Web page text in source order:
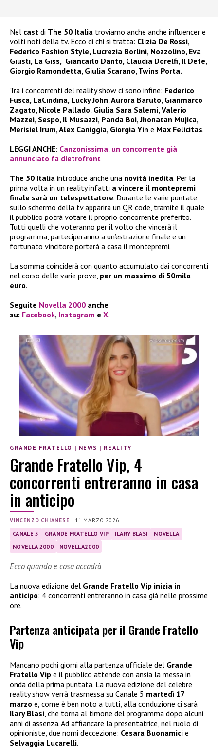
Nel cast di The 50 Italia troviamo anche anche influencer e
volti noti della tv. Ecco di chi si tratta: Clizia De Rossi,
Federico Fashion Style, Lucrezia Borlini, Nozzolino, Eva
Giusti, La Giss, Giancarlo Danto, Claudia Dorelfi, Il Defe,
Giorgio Ramondetta, Giulia Scarano, Twins Porta.
Tra i concorrenti del reality show ci sono infine: Federico
Fusca, LaCindina, Lucky John, Aurora Baruto, Gianmarco
Zagato, Nicole Pallado, Giulia Sara Salemi, Valerio
Mazzei, Sespo, Il Musazzi, Panda Boi, Jhonatan Mujica,
Merisiel Irum, Alex Caniggia, Giorgia Yin e Max Felicitas.
LEGGI ANCHE: Canzonissima, un concorrente già
annunciato fa dietrofront
The 50 Italia introduce anche una novità inedita. Per la
prima volta in un reality infatti a vincere il montepremi
finale sarà un telespettatore. Durante le varie puntate
sullo schermo della tv apparirà un QR code, tramite il quale
il pubblico potrà votare il proprio concorrente preferito.
Tutti quelli che voteranno per il volto che vincerà il
programma, parteciperanno a un’estrazione finale e un
fortunato vincitore porterà a casa il montepremi.
La somma coinciderà con quanto accumulato dai concorrenti
nel corso delle varie prove, per un massimo di 50mila
euro.
Seguite Novella 2000 anche
su: Facebook, Instagram e X.
GRANDE FRATELLO | NEWS | REALITY
Grande Fratello Vip, 4
concorrenti entreranno in casa
in anticipo
VINCENZO CHIANESE | 11 MARZO 2026
CANALE 5 GRANDE FRATELLO VIP ILARY BLASI
NOVELLA
NOVELLA 2000
NOVELLA2000
Ecco quando e cosa accadrà
La nuova edizione del Grande Fratello Vip inizia in
anticipo: 4 concorrenti entreranno in casa già nelle prossime
ore.
Partenza anticipata per il Grande Fratello
Vip
Mancano pochi giorni alla partenza ufficiale del Grande
Fratello Vip e il pubblico attende con ansia la messa in
onda della prima puntata. La nuova edizione del celebre
reality show verrà trasmessa su Canale 5 martedì 17
marzo e, come è ben noto a tutti, alla conduzione ci sarà
Ilary Blasi , che torna al timone del programma dopo alcuni
anni di assenza. Ad affiancare la presentatrice, nel ruolo di
opinioniste, due nomi d’eccezione: Cesara Buonamici e
Selvaggia Lucarelli.